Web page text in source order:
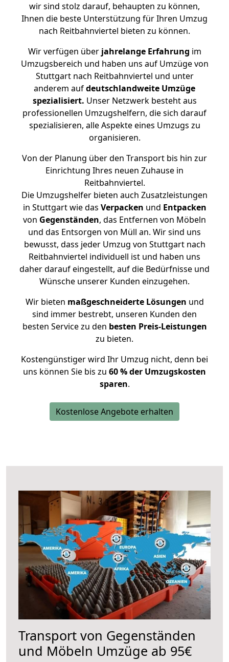
wir sind stolz darauf, behaupten zu können,
Ihnen die beste Unterstützung für Ihren Umzug
nach Reitbahnviertel bieten zu können.
Wir verfügen überjahrelange Erfahrung im
Umzugsbereich und haben uns auf Umzüge von
Stuttgart nach Reitbahnviertel und unter
anderem aufdeutschlandweite Umzüge
spezialisiert. Unser Netzwerk besteht aus
professionellen Umzugshelfern, die sich darauf
spezialisieren, alle Aspekte eines Umzugs zu
organisieren.
Von der Planung über den Transport bis hin zur
Einrichtung Ihres neuen Zuhause in
Reitbahnviertel.
Die Umzugshelfer bieten auch Zusatzleistungen
in Stuttgart wie das Verpacken und Entpacken
von Gegenständen, das Entfernen von Möbeln
und das Entsorgen von Müll an. Wir sind uns
bewusst, dass jeder Umzug von Stuttgart nach
Reitbahnviertel individuell ist und haben uns
daher darauf eingestellt, auf die Bedürfnisse und
Wünsche unserer Kunden einzugehen.
Wir bieten maßgeschneiderte Lösungen und
sind immer bestrebt, unseren Kunden den
besten Service zu den besten Preis-Leistungen
zu bieten.
Kostengünstiger wird Ihr Umzug nicht, denn bei
uns können Sie bis zu 60 % der Umzugskosten
sparen.
Kostenlose Angebote erhalten
Transport von Gegenständen
und Möbeln Umzüge ab 95€